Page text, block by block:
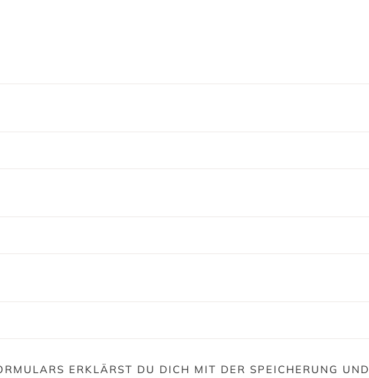
ERKLÄRST DU DICH MIT DER SPEICHERUNG UND